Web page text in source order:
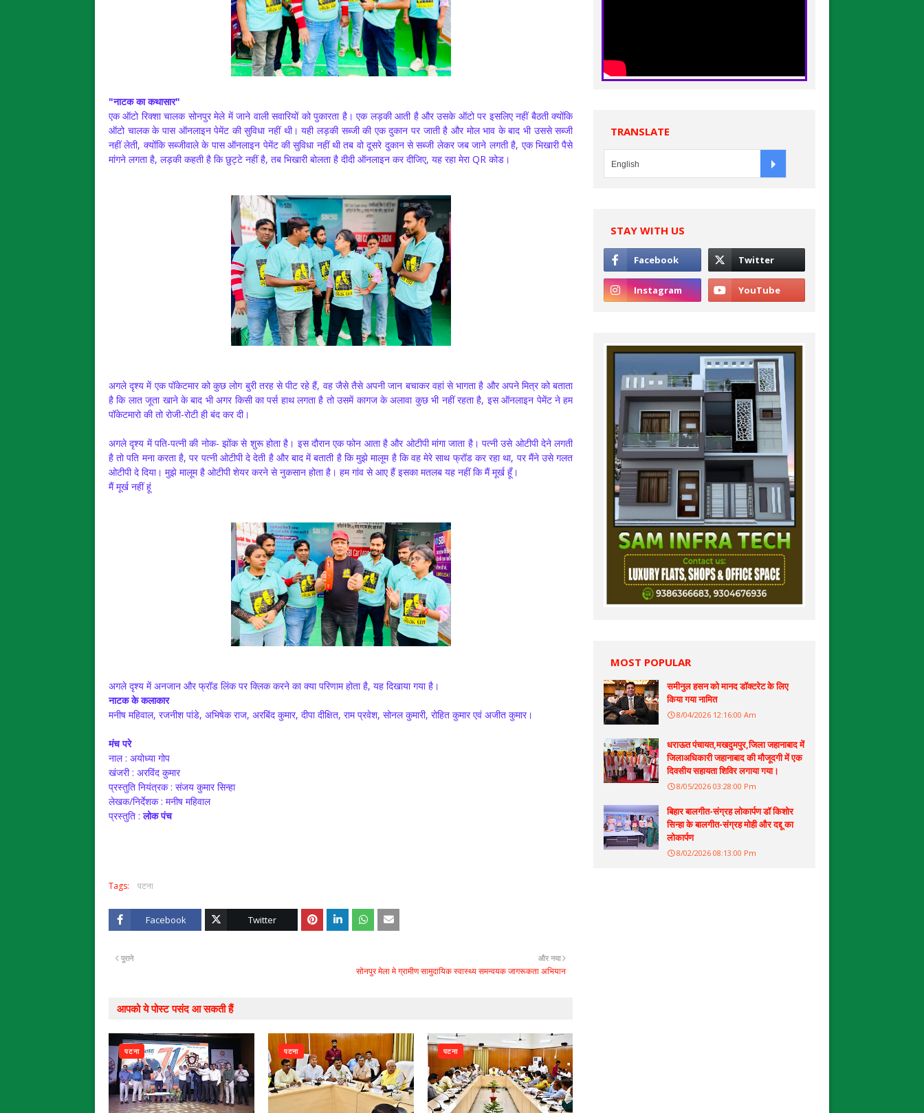
"नाटक का कथासार"
एक ऑटो रिक्शा चालक सोनपुर मेले में जाने वाली सवारियों को पुकारता है। एक लड़की आती है और उसके ऑटो पर इसलिए नहीं बैठती क्योंकि
ऑटो चालक के पास ऑनलाइन पेमेंट की सुविधा नहीं थी। यही लड़की सब्जी की एक दुकान पर जाती है और मोल भाव के बाद भी उससे सब्जी
नहीं लेती, क्योंकि सब्जीवाले के पास ऑनलाइन पेमेंट की सुविधा नहीं थी तब वो दूसरे दुकान से सब्जी लेकर जब जाने लगती है, एक भिखारी पैसे
मांगने लगता है, लड़की कहती है कि छुट्टे नहीं है, तब भिखारी बोलता है दीदी ऑनलाइन कर दीजिए, यह रहा मेरा QR कोड।
अगले दृश्य में एक पॉकेटमार को कुछ लोग बुरी तरह से पीट रहे हैं, वह जैसे तैसे अपनी जान बचाकर वहां से भागता है और अपने मित्र को बताता
है कि लात जूता खाने के बाद भी अगर किसी का पर्स हाथ लगता है तो उसमें कागज के अलावा कुछ भी नहीं रहता है, इस ऑनलाइन पेमेंट ने हम
पॉकेटमारो की तो रोजी-रोटी ही बंद कर दी।
अगले दृश्य में पति-पत्नी की नोक- झोंक से शुरू होता है। इस दौरान एक फोन आता है और ओटीपी मांगा जाता है। पत्नी उसे ओटीपी देने लगती
है तो पति मना करता है, पर पत्नी ओटीपी दे देती है और बाद में बताती है कि मुझे मालूम है कि वह मेरे साथ फ्रॉड कर रहा था, पर मैंने उसे गलत
ओटीपी दे दिया। मुझे मालूम है ओटीपी शेयर करने से नुकसान होता है। हम गांव से आए हैं इसका मतलब यह नहीं कि मैं मूर्ख हूँ।
मैं मूर्ख नहीं हूं
अगले दृश्य में अनजान और फ्रॉड लिंक पर क्लिक करने का क्या परिणाम होता है, यह दिखाया गया है।
नाटक के कलाकार
मनीष महिवाल, रजनीश पांडे, अभिषेक राज, अरबिंद कुमार, दीपा दीक्षित, राम प्रवेश, सोनल कुमारी, रोहित कुमार एवं अजीत कुमार।
मंच परे
नाल : अयोध्या गोप
खंजरी : अरविंद कुमार
प्रस्तुति नियंत्रक : संजय कुमार सिन्हा
लेखक/निर्देशक : मनीष महिवाल
प्रस्तुति :लोक पंच
Tags: पटना
Facebook Twitter
और नया
सोनपुर मेला मे ग्रामीण सामुदायिक स्वास्थ्य समन्वयक जागरूकता अभियान
पुराने
आपको ये पोस्ट पसंद आ सकती हैं
पटना पटना पटना
TRANSLATE
STAY WITH US
MOST POPULAR
समीनुल हसन को मानद डॉक्टरेट के लिए
किया गया नामित
8/04/2026 12:16:00 Am
धराऊत पंचायत,मखदुमपुर,जिला जहानाबाद में
जिलाअधिकारी जहानाबाद की मौजूदगी में एक
दिवसीय सहायता शिविर लगाया गया।
8/05/2026 03:28:00 Pm
बिहार बालगीत-संग्रह लोकार्पण डॉ किशोर
सिन्हा के बालगीत-संग्रह मोही और दद्दू का
लोकार्पण
8/02/2026 08:13:00 Pm